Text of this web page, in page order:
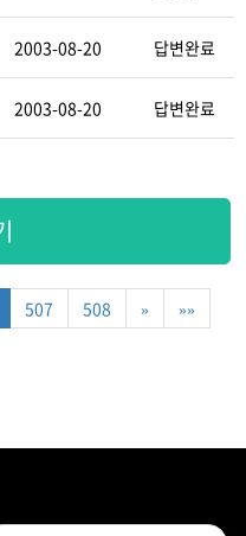
2003-08-20 답변완료
2003-08-20 답변완료
507 508 » »»